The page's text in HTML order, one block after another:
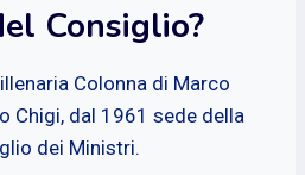
Consiglio?
Colonna di Marco
Chigi, dal 1961 sede della
dei Ministri.